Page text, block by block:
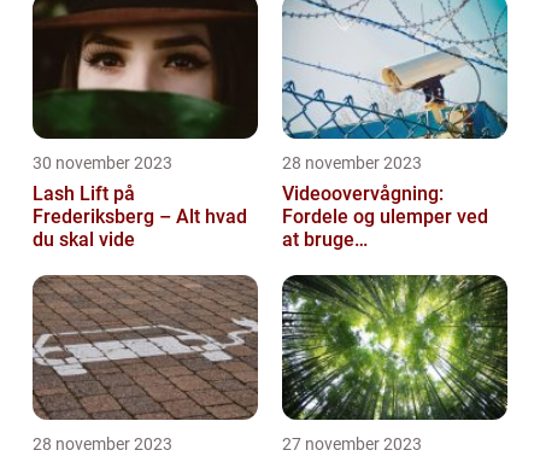
30 november 2023
Lash Lift på
Frederiksberg – Alt hvad
du skal vide
28 november 2023
Videoovervågning:
Fordele og ulemper ved
at bruge
28 november 2023 27 november 2023